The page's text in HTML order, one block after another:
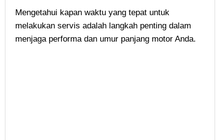
Mengetahui kapan waktu yang tepat untuk
melakukan servis adalah langkah penting dalam
menjaga performa dan umur panjang motor Anda.